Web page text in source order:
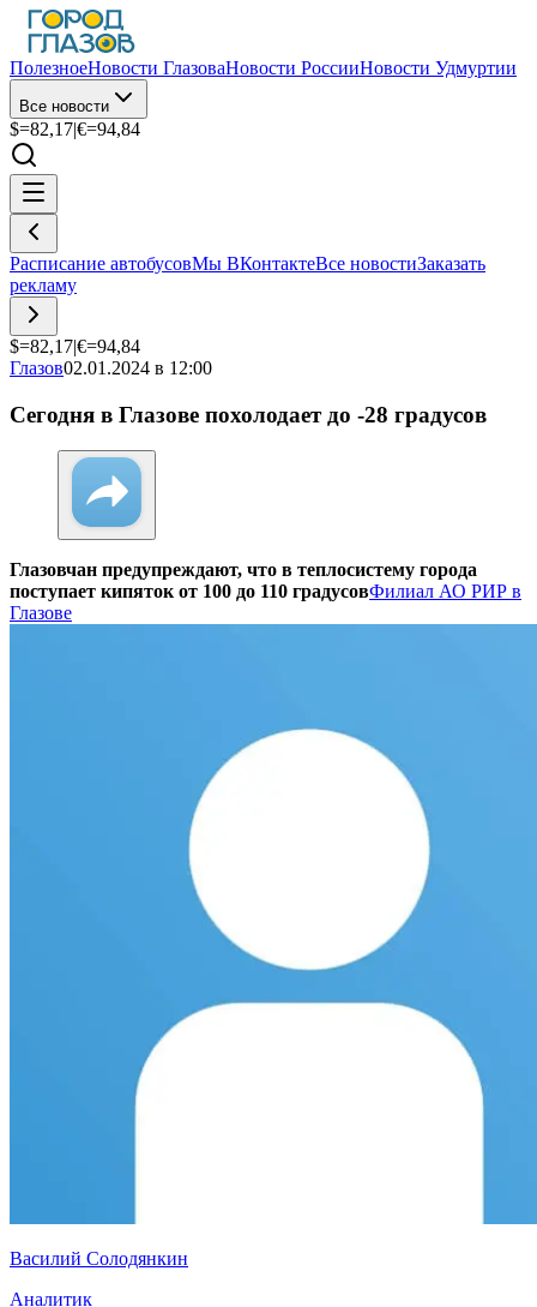
ПолезноеНовости ГлазоваНовости РоссииНовости Удмуртии
Все новости
$=82,17|€=94,84
Расписание автобусовМы ВКонтактеВсе новостиЗаказать
рекламу
$=82,17|€=94,84
Глазов02.01.2024 в 12:00
Сегодня в Глазове похолодает до -28 градусов
Глазовчан предупреждают, что в теплосистему города
поступает кипяток от 100 до 110 градусовФилиал АО РИР в
Глазове
Василий Солодянкин
Аналитик